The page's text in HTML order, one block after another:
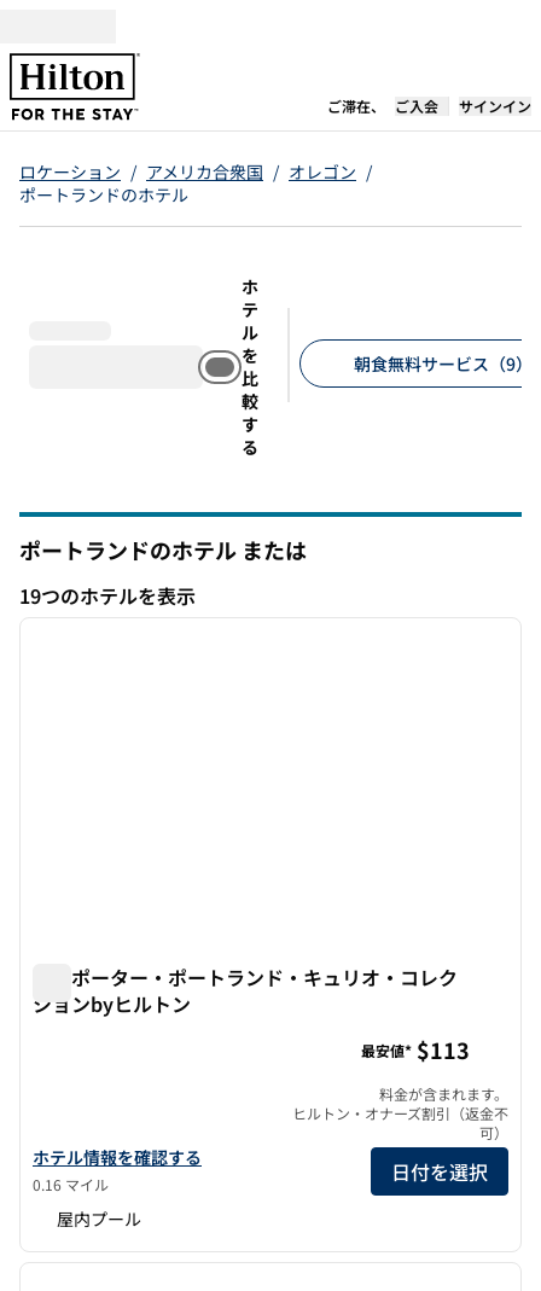
ご滞在、 新しいタブで開
ご入会 サインイン
ロケーション / アメリカ合衆国 / オレゴン /
ポートランドのホテル
ホ
テ
ル
を
比
較
す
る
朝食無料サービス（9）
ポートランドのホテル または
19つのホテルを表示
19つのホテルを表示
1/12
次の
ザ・ポーター・ポートランド・キュリオ・コレク
ションbyヒルトン
ポーター・ポートランド・キュリオ・コレクションbyヒルトンの
ホテル情報を確認する
0.16 マイル
最安値* $113
料金が含まれます。
ヒルトン・オナーズ割引（返金不
可）
日付を選択
屋内プール
1/12
1/12
次の